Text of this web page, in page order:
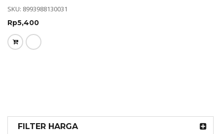
FILTER HARGA
SKU: 8993988130031
Rp5,400